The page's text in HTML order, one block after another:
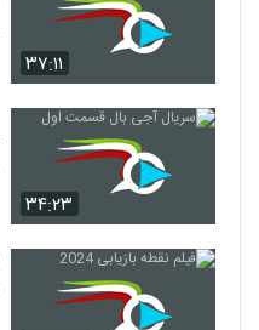
۳۷:۱۱
۳۴:۲۳